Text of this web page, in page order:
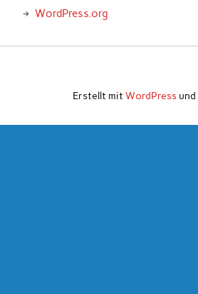
WordPress.org
Erstellt mit WordPressund